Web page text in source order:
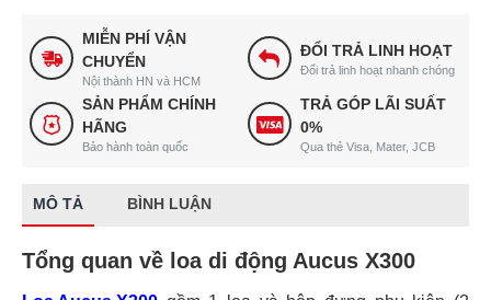
MIỄN PHÍ VẬN
CHUYỂN
Nội thành HN và HCM
ĐỔI TRẢ LINH HOẠT
Đổi trả linh hoạt nhanh chóng
SẢN PHẨM CHÍNH
HÃNG
Bảo hành toàn quốc
TRẢ GÓP LÃI SUẤT
0%
Qua thẻ Visa, Mater, JCB
MÔ TẢ BÌNH LUẬN
Tổng quan về loa di động Aucus X300